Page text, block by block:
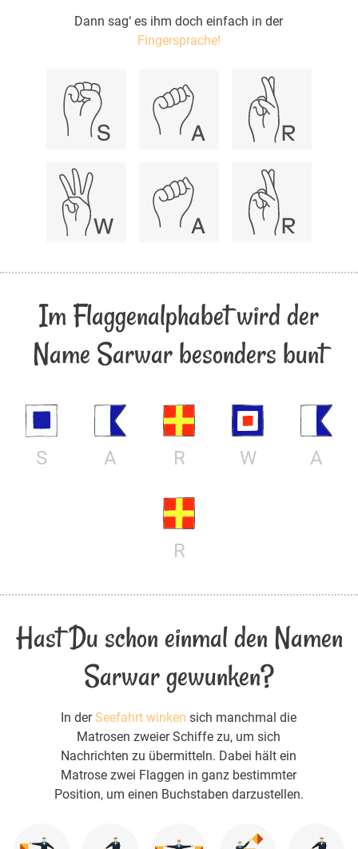
Dann sag‘ es ihm doch einfach in der
Fingersprache!
Im Flaggenalphabet wird der
Name Sarwar besonders bunt
S A R W A
R
Hast Du schon einmal den Namen
Sarwar gewunken?
In derSeefahrt winken sich manchmal die
Matrosen zweier Schiffe zu, um sich
Nachrichten zu übermitteln. Dabei hält ein
Matrose zwei Flaggen in ganz bestimmter
Position, um einen Buchstaben darzustellen.